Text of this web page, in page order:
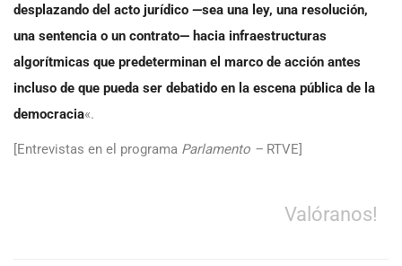
desplazando del acto jurídico —sea una ley, una resolución,
una sentencia o un contrato— hacia infraestructuras
algorítmicas que predeterminan el marco de acción antes
incluso de que pueda ser debatido en la escena pública de la
democracia«.
[Entrevistas en el programa Parlamento – RTVE]
Valóranos!